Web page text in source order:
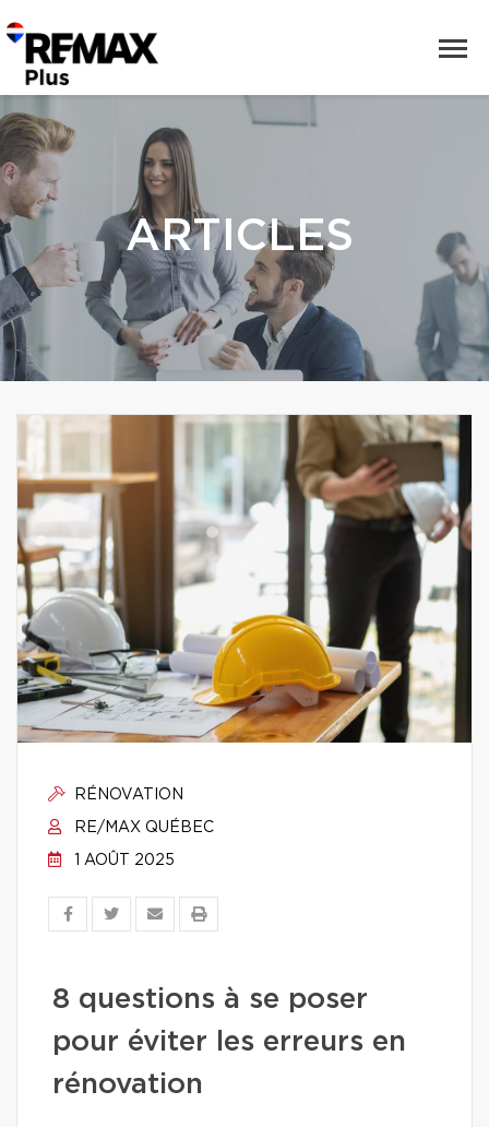
ARTICLES
RÉNOVATION
RE/MAX QUÉBEC
1 AOÛT 2025
8 questions à se poser
pour éviter les erreurs en
rénovation